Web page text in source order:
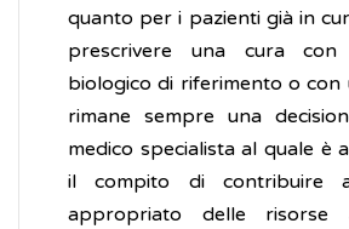
quanto per i pazienti già in
prescrivere una cura
biologico di riferimento o con
rimane sempre una
medico specialista al quale è
il compito di contribuire
appropriato delle